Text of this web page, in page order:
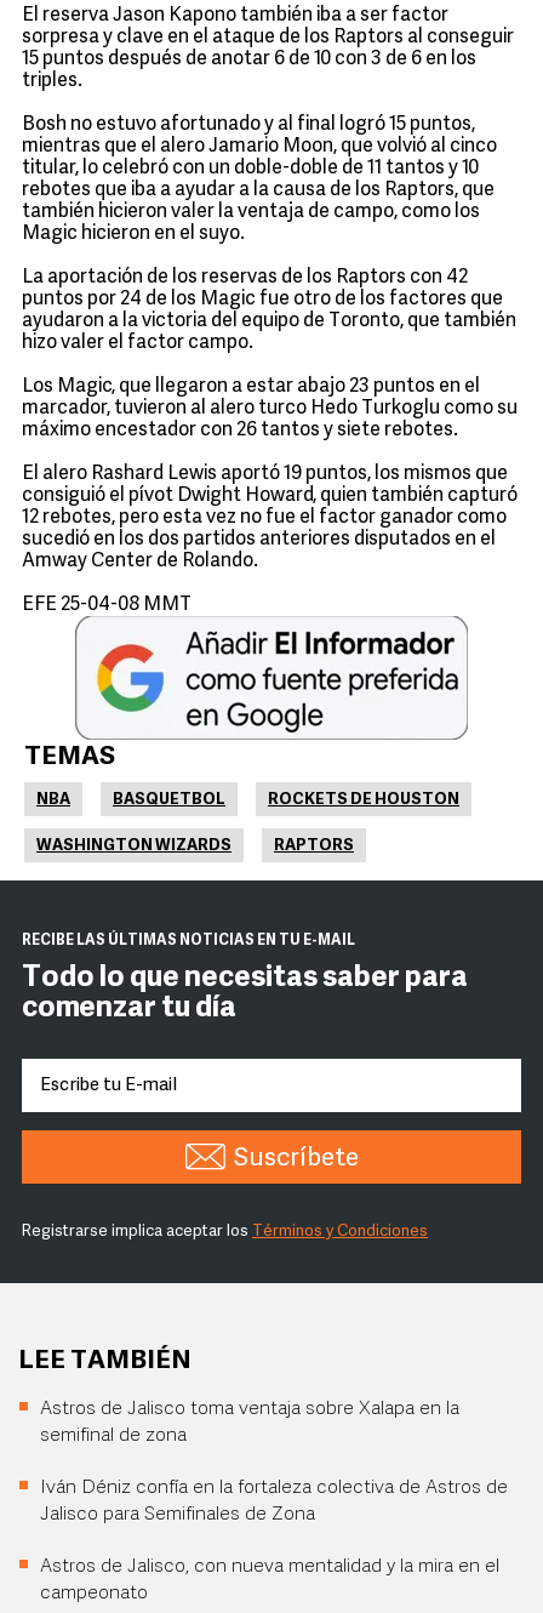
El reserva Jason Kapono también iba a ser factor
sorpresa y clave en el ataque de los Raptors al conseguir
15 puntos después de anotar 6 de 10 con 3 de 6 en los
triples.
Bosh no estuvo afortunado y al final logró 15 puntos,
mientras que el alero Jamario Moon, que volvió al cinco
titular, lo celebró con un doble-doble de 11 tantos y 10
rebotes que iba a ayudar a la causa de los Raptors, que
también hicieron valer la ventaja de campo, como los
Magic hicieron en el suyo.
La aportación de los reservas de los Raptors con 42
puntos por 24 de los Magic fue otro de los factores que
ayudaron a la victoria del equipo de Toronto, que también
hizo valer el factor campo.
Los Magic, que llegaron a estar abajo 23 puntos en el
marcador, tuvieron al alero turco Hedo Turkoglu como su
máximo encestador con 26 tantos y siete rebotes.
El alero Rashard Lewis aportó 19 puntos, los mismos que
consiguió el pívot Dwight Howard, quien también capturó
12 rebotes, pero esta vez no fue el factor ganador como
sucedió en los dos partidos anteriores disputados en el
Amway Center de Rolando.
EFE 25-04-08 MMT
TEMAS
NBA BASQUETBOL ROCKETS DE HOUSTON
WASHINGTON WIZARDS RAPTORS
RECIBE LAS ÚLTIMAS NOTICIAS EN TU E-MAIL
Todo lo que necesitas saber para
comenzar tu día
Suscríbete
Registrarse implica aceptar los Términos y Condiciones
LEE TAMBIÉN
Astros de Jalisco toma ventaja sobre Xalapa en la
semifinal de zona
Iván Déniz confía en la fortaleza colectiva de Astros de
Jalisco para Semifinales de Zona
Astros de Jalisco, con nueva mentalidad y la mira en el
campeonato